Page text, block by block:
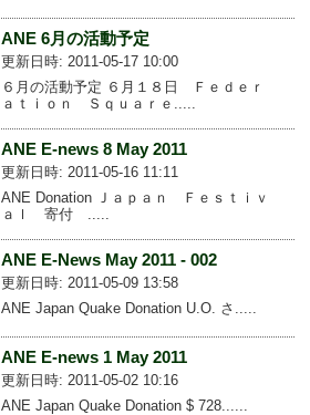
ANE 6月の活動予定
更新日時: 2011-05-17 10:00
６月の活動予定 ６月１８日 Ｆｅｄｅｒ
ａｔｉｏｎ Ｓｑｕａｒｅ.....
ANE E-news 8 May 2011
更新日時: 2011-05-16 11:11
ANE Donation Ｊａｐａｎ Ｆｅｓｔｉｖ
ａｌ 寄付 .....
ANE E-News May 2011 - 002
更新日時: 2011-05-09 13:58
ANE Japan Quake Donation U.O. さ.....
ANE E-news 1 May 2011
更新日時: 2011-05-02 10:16
ANE Japan Quake Donation $ 728......